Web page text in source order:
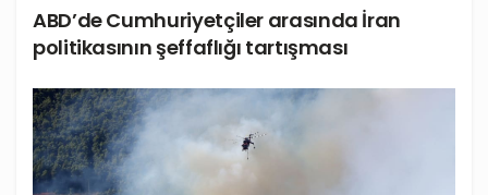
ABD’de Cumhuriyetçiler arasında İran
politikasının şeffaflığı tartışması